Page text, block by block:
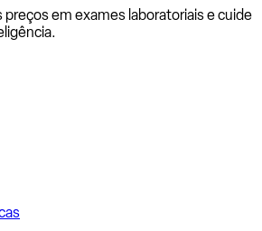
em exames laboratoriais e cuide